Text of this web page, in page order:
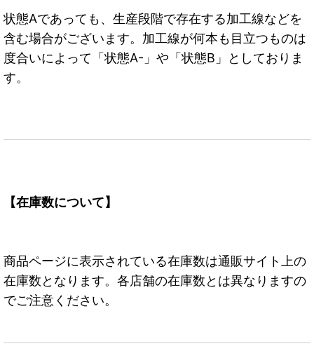
状態Aであっても、生産段階で存在する加工線などを
含む場合がございます。加工線が何本も目立つものは
度合いによって「状態A-」や「状態B」としておりま
す。
【在庫数について】
商品ページに表示されている在庫数は通販サイト上の
在庫数となります。各店舗の在庫数とは異なりますの
でご注意ください。